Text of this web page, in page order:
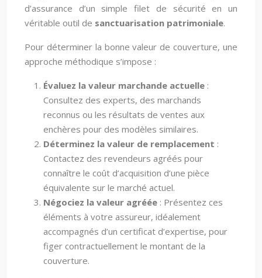
d’assurance d’un simple filet de sécurité en un
véritable outil de sanctuarisation patrimoniale.
Pour déterminer la bonne valeur de couverture, une
approche méthodique s’impose :
Évaluez la valeur marchande actuelle :
Consultez des experts, des marchands
reconnus ou les résultats de ventes aux
enchères pour des modèles similaires.
Déterminez la valeur de remplacement :
Contactez des revendeurs agréés pour
connaître le coût d’acquisition d’une pièce
équivalente sur le marché actuel.
Négociez la valeur agréée : Présentez ces
éléments à votre assureur, idéalement
accompagnés d’un certificat d’expertise, pour
figer contractuellement le montant de la
couverture.